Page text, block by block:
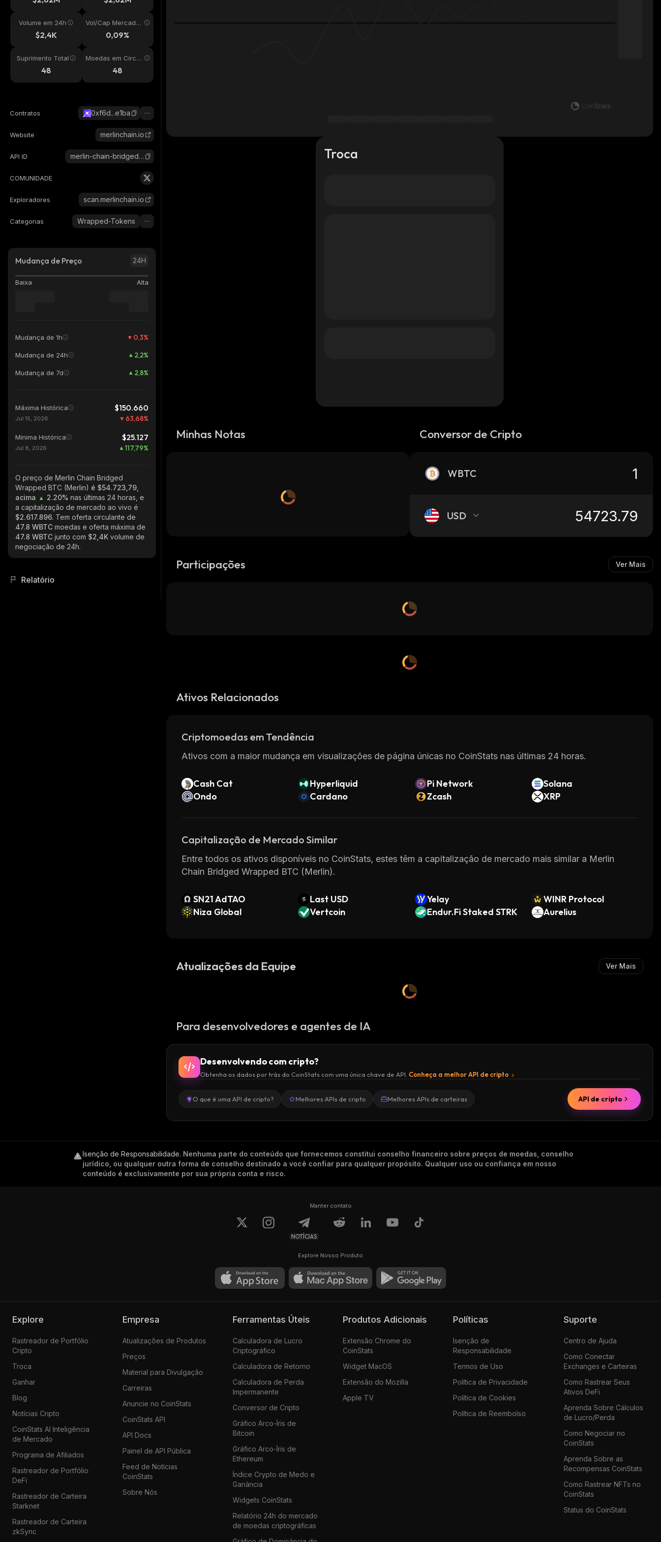
Volume em 24h
$2,4K
Vol/Cap Mercado
0,09%
Suprimento Total
48
Moedas em Circul
48
Contratos 0xf6d...e1ba
Website merlinchain.io
API ID merlin-chain-bridged-wrapped-btc-merlin
COMUNIDADE
Exploradores scan.merlinchain.io
Categorias Wrapped-Tokens
Mudança de Preço 24H
Baixa Alta
Mudança de 1h 0,3%
Mudança de 24h 2,2%
Mudança de 7d 2,8%
Máxima Histórica $150.660
Jul 15, 2026 63,68%
Mínima Histórica $25.127
Jul 8, 2026 117,79%
O preço de Merlin Chain Bridged
Wrapped BTC (Merlin) é $54.723,79,
acima
2.20% nas últimas 24 horas, e
a capitalização de mercado ao vivo é
$2.617.896. Tem oferta circulante de
47.8 WBTC moedas e oferta máxima de
47.8 WBTC junto com $2,4K volume de
negociação de 24h.
Relatório
Troca
Minhas Notas Conversor de Cripto
WBTC
USD
Participações Ver Mais
Ativos Relacionados
Criptomoedas em Tendência
Ativos com a maior mudança em visualizações de página únicas no CoinStats nas últimas 24 horas.
Cash Cat Hyperliquid Pi Network
Solana
Ondo
Cardano Zcash XRP
Capitalização de Mercado Similar
Entre todos os ativos disponíveis no CoinStats, estes têm a capitalização de mercado mais similar a Merlin
Chain Bridged Wrapped BTC (Merlin).
SN21 AdTAO Last USD Yelay
WINR Protocol
Niza Global
Vertcoin Endur.Fi Staked STRK Aurelius
Atualizações da Equipe Ver Mais
Para desenvolvedores e agentes de IA
Desenvolvendo com cripto?
Obtenha os dados por trás do CoinStats com uma única chave de API. Conheça a melhor API de cripto
O que é uma API de cripto? Melhores APIs de cripto Melhores APIs de carteiras API de cripto
Isenção de Responsabilidade. Nenhuma parte do conteúdo que fornecemos constitui conselho financeiro sobre preços de moedas, conselho
jurídico, ou qualquer outra forma de conselho destinado a você confiar para qualquer propósito. Qualquer uso ou confiança em nosso
conteúdo é exclusivamente por sua própria conta e risco.
Manter contato
NOTÍCIAS
Explore Nosso Produto
Explore
Rastreador de Portfólio
Cripto
Troca
Ganhar
Blog
Notícias Cripto
CoinStats AI Inteligência
de Mercado
Programa de Afiliados
Rastreador de Portfólio
DeFi
Rastreador de Carteira
Starknet
Rastreador de Carteira
zkSync
Empresa
Atualizações de Produtos
Preços
Material para Divulgação
Carreiras
Anuncie no CoinStats
CoinStats API
API Docs
Painel de API Pública
Feed de Notícias
CoinStats
Sobre Nós
Ferramentas Úteis
Calculadora de Lucro
Criptográfico
Calculadora de Retorno
Calculadora de Perda
Impermanente
Conversor de Cripto
Gráfico Arco-Íris de
Bitcoin
Gráfico Arco-Íris de
Ethereum
Índice Crypto de Medo e
Ganância
Widgets CoinStats
Relatório 24h do mercado
de moedas criptográficas
Produtos Adicionais
Extensão Chrome do
CoinStats
Widget MacOS
Extensão do Mozilla
Apple TV
Políticas
Isenção de
Responsabilidade
Termos de Uso
Política de Privacidade
Política de Cookies
Política de Reembolso
Suporte
Centro de Ajuda
Como Conectar
Exchanges e Carteiras
Como Rastrear Seus
Ativos DeFi
Aprenda Sobre Cálculos
de Lucro/Perda
Como Negociar no
CoinStats
Aprenda Sobre as
Recompensas CoinStats
Como Rastrear NFTs no
CoinStats
Status do CoinStats